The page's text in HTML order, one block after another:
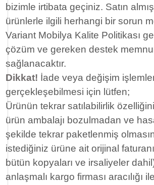
bizimle irtibata geçiniz. Satın
ürünlerle ilgili herhangi bir sorun
Variant Mobilya Kalite Politikası
çözüm ve gereken destek
sağlanacaktır.
Dikkat! İade veya değişim
gerçekleşebilmesi için lütfen;
Ürünün tekrar satılabilirlik
ürün ambalajı bozulmadan ve
şekilde tekrar paketlenmiş
istediğiniz ürüne ait orijinal
bütün kopyaları ve irsaliyeler
anlaşmalı kargo firması aracılığı ile